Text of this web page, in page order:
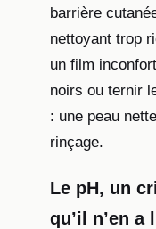
barrière
nettoyant trop
un film
noirs ou ternir
: une peau
rinçage.
Le pH, un
qu’il n’en a